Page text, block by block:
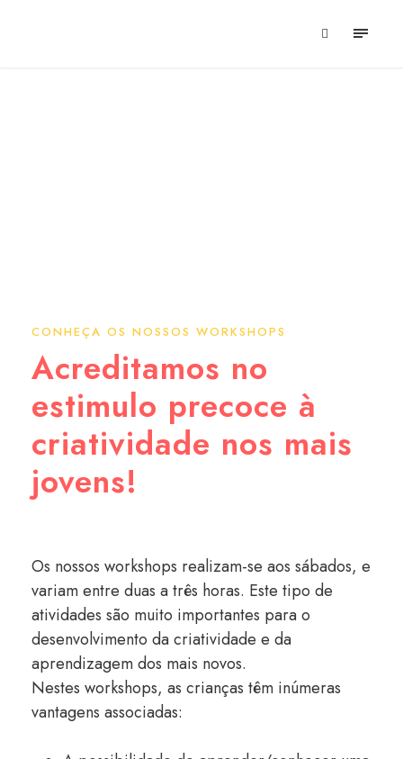
CONHEÇA OS NOSSOS WORKSHOPS
Acreditamos no
estimulo precoce à
criatividade nos mais
jovens!
Os nossos workshops realizam-se aos sábados, e
variam entre duas a três horas. Este tipo de
atividades são muito importantes para o
desenvolvimento da criatividade e da
aprendizagem dos mais novos.
Nestes workshops, as crianças têm inúmeras
vantagens associadas: